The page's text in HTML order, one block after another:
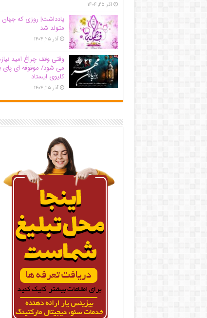
آذر ۲۵, ۱۴۰۴
یادداشت| روزی که جهان
متولد شد
آذر ۲۵, ۱۴۰۴
وقتی وقف چراغ امید
می شود/ موقوفه ای پای
کلیوی ایستاد
آذر ۲۵, ۱۴۰۴